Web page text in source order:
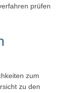
prüfen
zum
zu den